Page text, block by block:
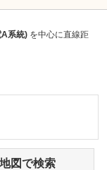
A系統) を中心に直線距
地図で検索